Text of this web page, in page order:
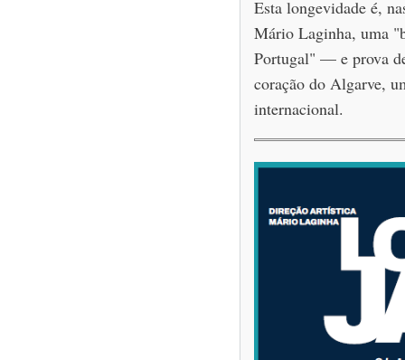
Esta longevidade é,
Mário Laginha, uma
Portugal" — e prova
coração do Algarve,
internacional.